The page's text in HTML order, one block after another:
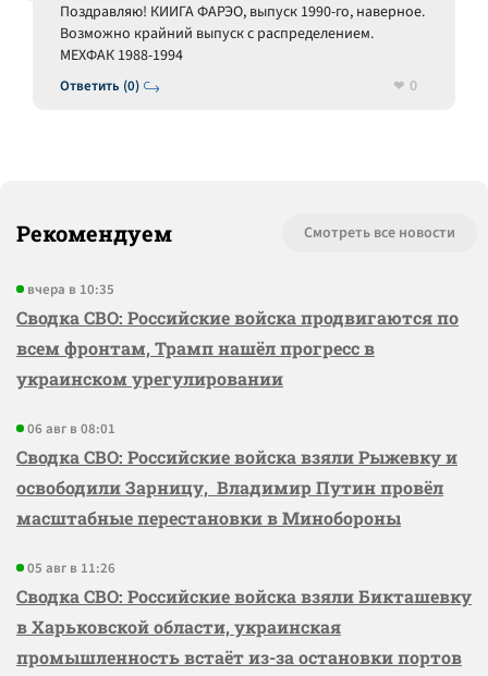
Ответить (0)
Поздравляю! КИИГА ФАРЭО, выпуск 1990-го, наверное.
Возможно крайний выпуск с распределением.
МЕХФАК 1988-1994
0
Рекомендуем Смотреть все новости
вчера в 10:35
Сводка СВО: Российские войска продвигаются по
всем фронтам, Трамп нашёл прогресс в
украинском урегулировании
06 авг в 08:01
Сводка СВО: Российские войска взяли Рыжевку и
освободили Зарницу, Владимир Путин провёл
масштабные перестановки в Минобороны
05 авг в 11:26
Сводка СВО: Российские войска взяли Бикташевку
в Харьковской области, украинская
промышленность встаёт из-за остановки портов